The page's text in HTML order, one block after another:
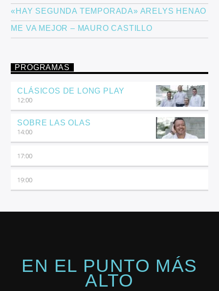
«HAY SEGUNDA TEMPORADA» ARELYS HENAO
ME VA MEJOR – MAURO CASTILLO
PROGRAMAS
CLÁSICOS DE LONG PLAY
12:00
SOBRE LAS OLAS
14:00
17:00
19:00
EN EL PUNTO MÁS
ALTO